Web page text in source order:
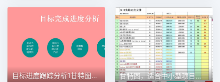
目标进度跟踪分析1甘特图excel模板 甘特图，适合中小型项目管理使用甘特图excel模板